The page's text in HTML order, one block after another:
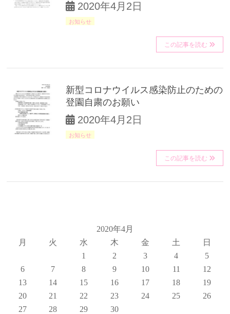
2020年4月2日
お知らせ
この記事を読む
新型コロナウイルス感染防止のための
登園自粛のお願い
2020年4月2日
お知らせ
この記事を読む
2020年4月
月
火 水 木 金 土
日
1
2 3 4
5
6
7 8 9 10 11
12
13
14 15 16 17 18
19
20
21 22 23 24 25
26
27
28 29
30